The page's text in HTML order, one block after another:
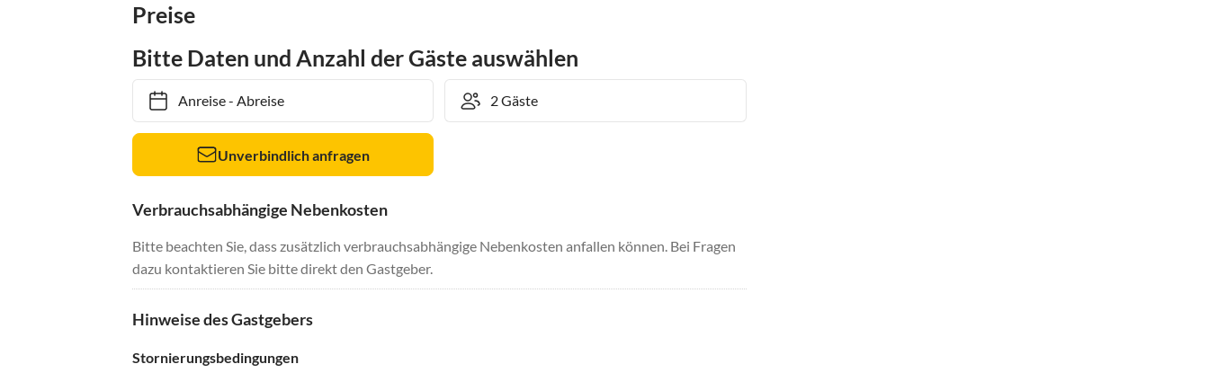
Preise
Bitte Daten und Anzahl der Gäste auswählen
Anreise- Abreise
Unverbindlich anfragen
Verbrauchsabhängige Nebenkosten
Bitte beachten Sie, dass zusätzlich verbrauchsabhängige Nebenkosten anfallen können. Bei Fragen
dazu kontaktieren Sie bitte direkt den Gastgeber.
Hinweise des Gastgebers
Stornierungsbedingungen